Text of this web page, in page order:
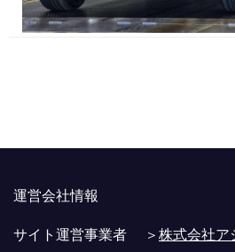
運営会社情報
サイト運営事業者 ＞株式会社ア